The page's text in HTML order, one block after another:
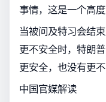
事情，这是一个高
当被问及特习会结
更不安全时，特朗
更安全，也没有更不
中国官媒解读